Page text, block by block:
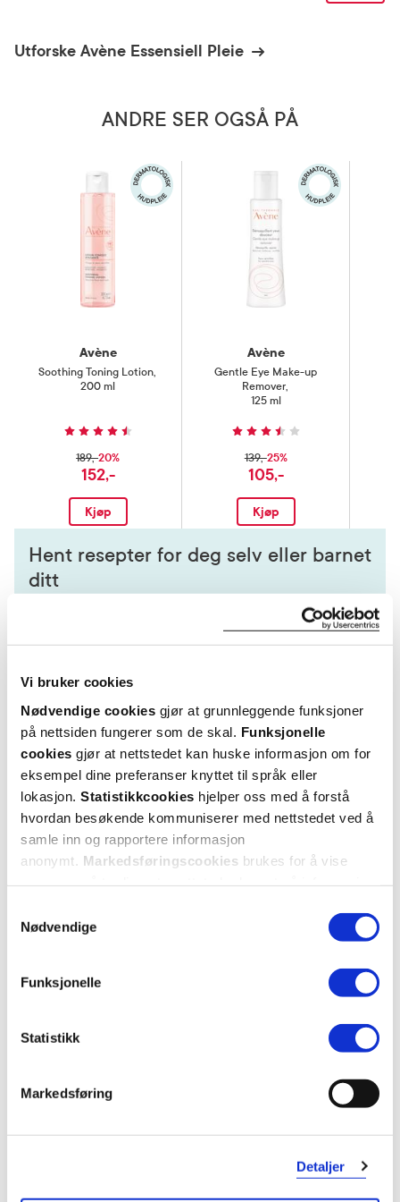
Vi bruker cookies
Nødvendige cookies gjør at grunnleggende funksjoner
på nettsiden fungerer som de skal. Funksjonelle
cookies gjør at nettstedet kan huske informasjon om for
eksempel dine preferanser knyttet til språk eller
lokasjon. Statistikkcookies hjelper oss med å forstå
hvordan besøkende kommuniserer med nettstedet ved å
samle inn og rapportere informasjon
anonymt. Markedsføringscookies brukes for å vise
Nødvendige
Funksjonelle
Statistikk
Markedsføring
Detaljer
Utforske Avène Essensiell Pleie
ANDRE SER OGSÅ PÅ
Avène
Soothing Toning Lotion,
200 ml
189,-20%
152,-
Kjøp
Avène
Gentle Eye Make-up
Remover,
125 ml
139,-25%
105,-
Kjøp
Hent resepter for deg selv eller barnet
ditt
Velg hvilke resepter du vil hente ut og hvordan du vil
Få dine resepter levert raskt og trygt på avtalt måte
Kom i gang
Mer om reseptvarer